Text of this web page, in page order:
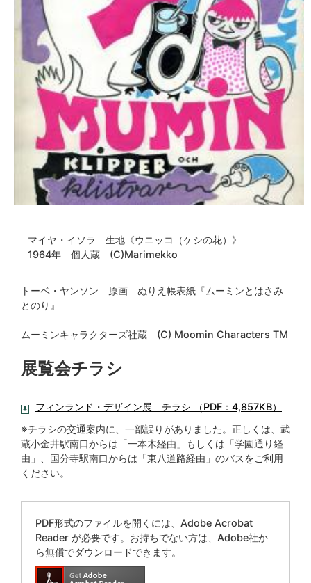
マイヤ・イソラ 生地《ウニッコ（ケシの花）》
1964年 個人蔵 (C)Marimekko
トーベ・ヤンソン 原画 ぬりえ帳表紙『ムーミンとはさみ
とのり』
ムーミンキャラクターズ社蔵 (C) Moomin Characters TM
展覧会チラシ
フィンランド・デザイン展 チラシ （PDF：4,857KB）
※チラシの交通案内に、一部誤りがありました。正しくは、武
蔵小金井駅南口からは「一本木経由」もしくは「学園通り経
由」、国分寺駅南口からは「東八道路経由」のバスをご利用
ください。
PDF形式のファイルを開くには、Adobe Acrobat
Reader が必要です。お持ちでない方は、Adobe社か
ら無償でダウンロードできます。